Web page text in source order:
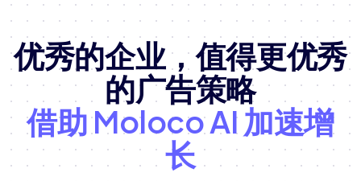
优秀的企业，值得更优秀
的广告策略
借助 Moloco AI 加速增
长